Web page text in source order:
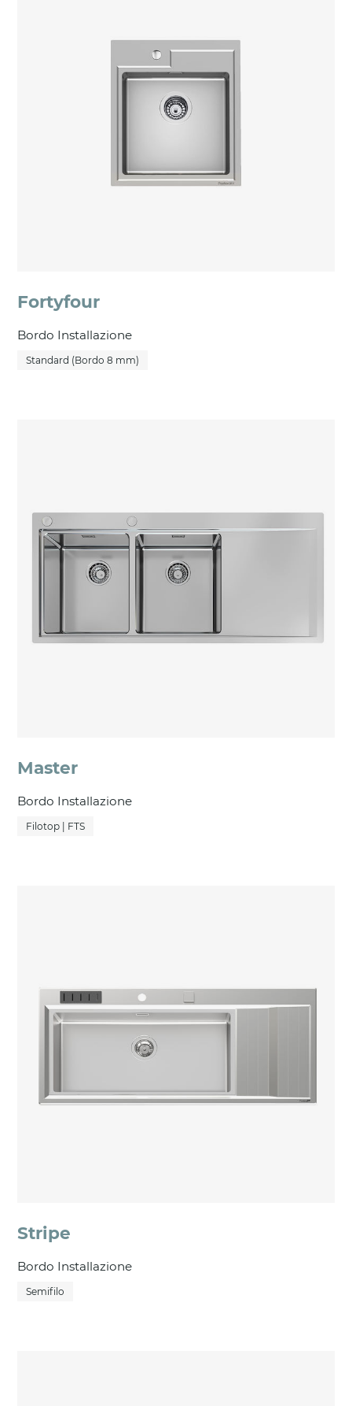
Fortyfour
Bordo Installazione
Standard (Bordo 8 mm)
Master
Bordo Installazione
Filotop | FTS
Stripe
Bordo Installazione
Semifilo